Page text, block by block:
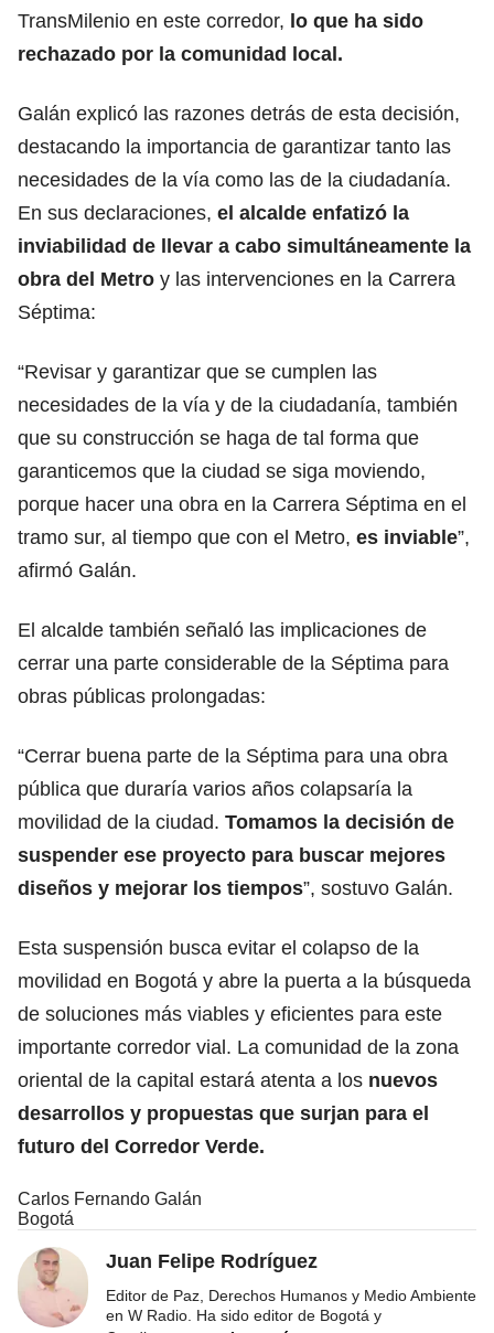
TransMilenio en este corredor, lo que ha sido
rechazado por la comunidad local.
Galán explicó las razones detrás de esta decisión,
destacando la importancia de garantizar tanto las
necesidades de la vía como las de la ciudadanía.
En sus declaraciones, el alcalde enfatizó la
inviabilidad de llevar a cabo simultáneamente la
obra del Metro y las intervenciones en la Carrera
Séptima:
“Revisar y garantizar que se cumplen las
necesidades de la vía y de la ciudadanía, también
que su construcción se haga de tal forma que
garanticemos que la ciudad se siga moviendo,
porque hacer una obra en la Carrera Séptima en el
tramo sur, al tiempo que con el Metro, es inviable”,
afirmó Galán.
El alcalde también señaló las implicaciones de
cerrar una parte considerable de la Séptima para
obras públicas prolongadas:
“Cerrar buena parte de la Séptima para una obra
pública que duraría varios años colapsaría la
movilidad de la ciudad. Tomamos la decisión de
suspender ese proyecto para buscar mejores
diseños y mejorar los tiempos”, sostuvo Galán.
Esta suspensión busca evitar el colapso de la
movilidad en Bogotá y abre la puerta a la búsqueda
de soluciones más viables y eficientes para este
importante corredor vial. La comunidad de la zona
oriental de la capital estará atenta a los nuevos
desarrollos y propuestas que surjan para el
futuro del Corredor Verde.
Carlos Fernando Galán
Bogotá
Juan Felipe Rodríguez
Editor de Paz, Derechos Humanos y Medio Ambiente
en W Radio. Ha sido editor de Bogotá y